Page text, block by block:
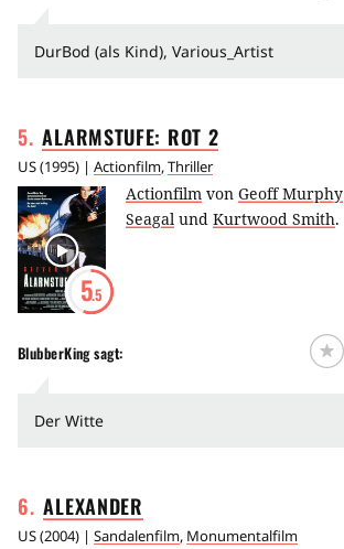
DurBod (als Kind), Various_Artist
5. ALARMSTUFE: ROT 2
US(1995) | Actionfilm,Thriller
5.5
Actionfilm von Geoff Murphy
Seagal und Kurtwood Smith.
BlubberKingsagt:
Der Witte
6. ALEXANDER
US(2004) | Sandalenfilm, Monumentalfilm